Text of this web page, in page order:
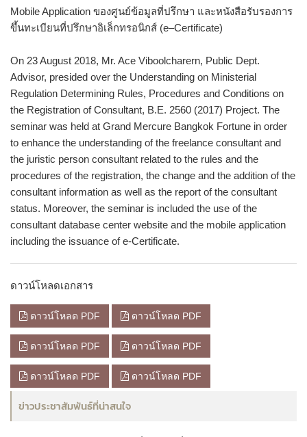
Mobile Application ของศูนย์ข้อมูลที่ปรึกษา และหนังสือรับรองการ
ขึ้นทะเบียนที่ปรึกษาอิเล็กทรอนิกส์ (e–Certificate)
On 23 August 2018, Mr. Ace Viboolcharern, Public Dept.
Advisor, presided over the Understanding on Ministerial
Regulation Determining Rules, Procedures and Conditions on
the Registration of Consultant, B.E. 2560 (2017) Project. The
seminar was held at Grand Mercure Bangkok Fortune in order
to enhance the understanding of the freelance consultant and
the juristic person consultant related to the rules and the
procedures of the registration, the change and the addition of the
consultant information as well as the report of the consultant
status. Moreover, the seminar is included the use of the
consultant database center website and the mobile application
including the issuance of e-Certificate.
ดาวน์โหลดเอกสาร
ดาวน์โหลด PDF ดาวน์โหลด PDF
ดาวน์โหลด PDF ดาวน์โหลด PDF
ดาวน์โหลด PDF ดาวน์โหลด PDF
ข่าวประชาสัมพันธ์ที่น่าสนใจ